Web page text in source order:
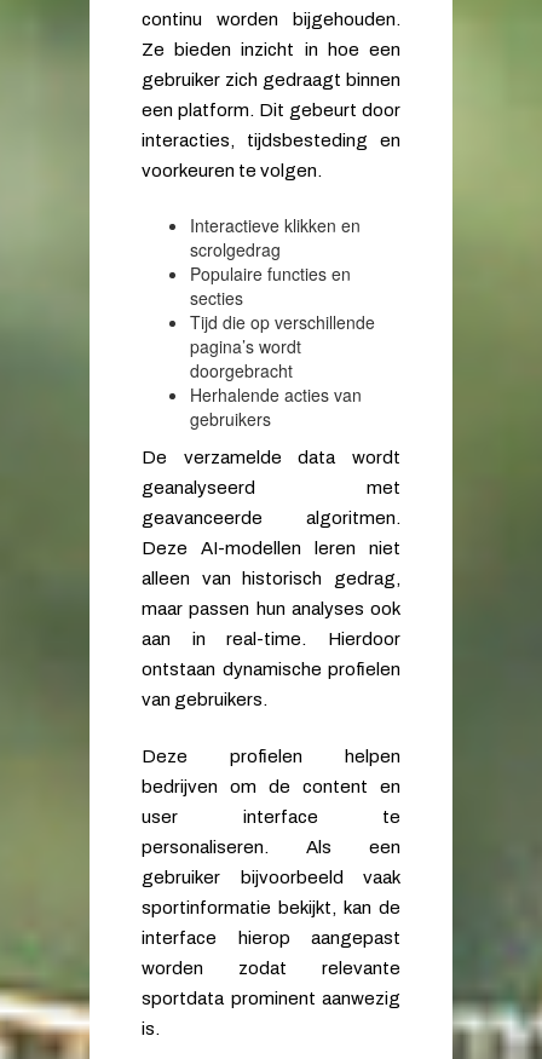
continu worden bijgehouden.
Ze bieden inzicht in hoe een
gebruiker zich gedraagt binnen
een platform. Dit gebeurt door
interacties, tijdsbesteding en
voorkeuren te volgen.
Interactieve klikken en
scrolgedrag
Populaire functies en
secties
Tijd die op verschillende
pagina’s wordt
doorgebracht
Herhalende acties van
gebruikers
De verzamelde data wordt
geanalyseerd met
geavanceerde algoritmen.
Deze AI-modellen leren niet
alleen van historisch gedrag,
maar passen hun analyses ook
aan in real-time. Hierdoor
ontstaan dynamische profielen
van gebruikers.
Deze profielen helpen
bedrijven om de content en
user interface te
personaliseren. Als een
gebruiker bijvoorbeeld vaak
sportinformatie bekijkt, kan de
interface hierop aangepast
worden zodat relevante
sportdata prominent aanwezig
is.